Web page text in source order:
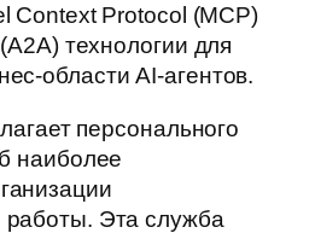
Context Protocol (MCP)
технологии для
области AI-агентов.
персонального
наиболее
работы. Эта служба